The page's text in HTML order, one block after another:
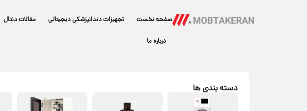
صفحه نخست تجهیزات دندانپزشکی دیجیتالی مقالات دنتال
درباره ما
دسته بندی ها